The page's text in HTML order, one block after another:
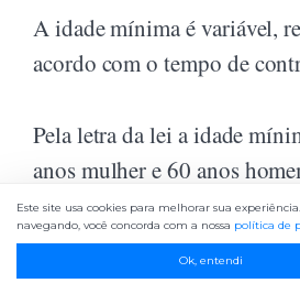
A idade mínima é variável,
acordo com o tempo de
Pela letra da lei a idade
anos mulher e 60 anos
A cada ano de contribuição
(30 / 35 anos, mulher/
Este site usa cookies para melhorar sua
navegando, você concorda com a nossa política de
Ok, entendi